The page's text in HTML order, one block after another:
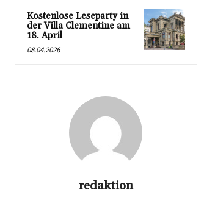
Kostenlose Leseparty in
der Villa Clementine am
18. April
08.04.2026
redaktion